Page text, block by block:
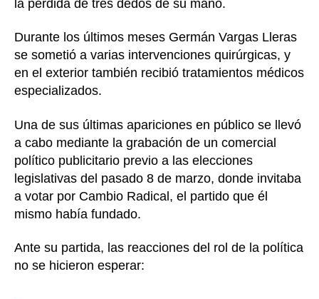
la pérdida de tres dedos de su mano.
Durante los últimos meses Germán Vargas Lleras
se sometió a varias intervenciones quirúrgicas, y
en el exterior también recibió tratamientos médicos
especializados.
Una de sus últimas apariciones en público se llevó
a cabo mediante la grabación de un comercial
político publicitario previo a las elecciones
legislativas del pasado 8 de marzo, donde invitaba
a votar por Cambio Radical, el partido que él
mismo había fundado.
Ante su partida, las reacciones del rol de la política
no se hicieron esperar: